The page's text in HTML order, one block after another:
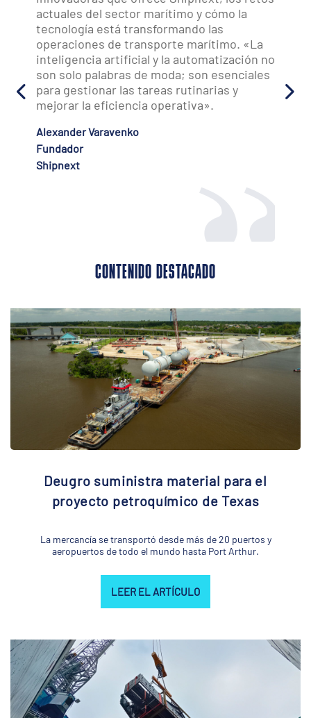
actuales del sector marítimo y cómo la
tecnología está transformando las
operaciones de transporte marítimo. «La
inteligencia artificial y la automatización no
son solo palabras de moda; son esenciales
para gestionar las tareas rutinarias y
mejorar la eficiencia operativa».
Alexander Varavenko
Fundador
Shipnext
CONTENIDO DESTACADO
Deugro suministra material para el
proyecto petroquímico de Texas
La mercancía se transportó desde más de 20 puertos y
aeropuertos de todo el mundo hasta Port Arthur.
LEER EL ARTÍCULO